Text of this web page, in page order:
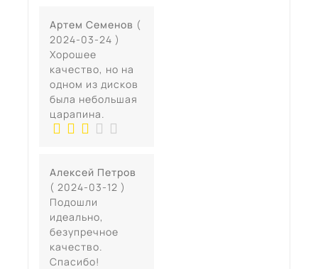
Артем Семенов (
2024-03-24 )
Хорошее
качество, но на
одном из дисков
была небольшая
царапина.
Алексей Петров
( 2024-03-12 )
Подошли
идеально,
безупречное
качество.
Спасибо!